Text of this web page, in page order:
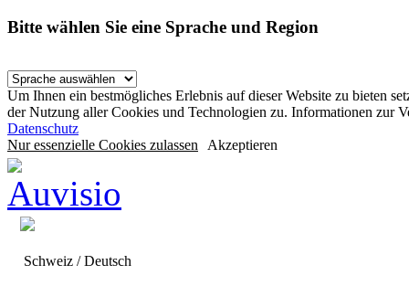
Bitte wählen Sie eine Sprache und Region
Um Ihnen ein bestmögliches Erlebnis auf dieser Website zu bieten
der Nutzung aller Cookies und Technologien zu. Informationen zur
Datenschutz
Nur essenzielle Cookies zulassen Akzeptieren
Schweiz / Deutsch